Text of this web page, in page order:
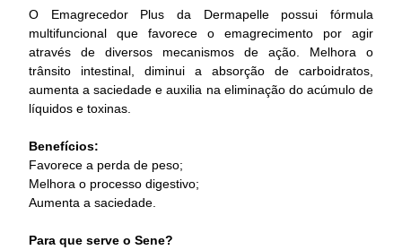
O Emagrecedor Plus da Dermapelle possui fórmula
multifuncional que favorece o emagrecimento por agir
através de diversos mecanismos de ação. Melhora o
trânsito intestinal, diminui a absorção de carboidratos,
aumenta a saciedade e auxilia na eliminação do acúmulo de
líquidos e toxinas.
Benefícios:
Favorece a perda de peso;
Melhora o processo digestivo;
Aumenta a saciedade.
Para que serve o Sene?